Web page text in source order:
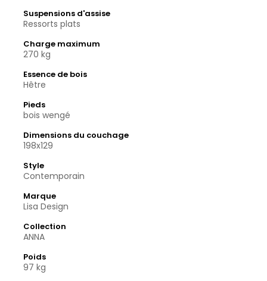
Suspensions d'assise
Ressorts plats
Charge maximum
270 kg
Essence de bois
Hêtre
Pieds
bois wengé
Dimensions du couchage
198x129
Style
Contemporain
Marque
Lisa Design
Collection
ANNA
Poids
97 kg